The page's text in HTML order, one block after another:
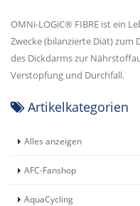
OMNi-LOGiC® FIBRE ist ein
Zwecke (bilanzierte Diät)
des Dickdarms zur
Verstopfung und Durchfall.
Artikelkategorien
Alles anzeigen
AFC-Fanshop
AquaCycling